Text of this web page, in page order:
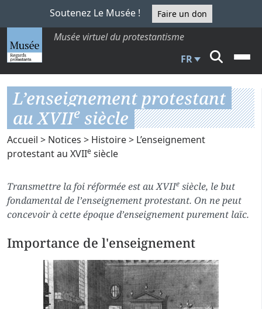
Soutenez Le Musée ! Faire un don
Musée virtuel du protestantisme
FR
L’enseignement protestant
au XVIIe siècle
Accueil > Notices > Histoire> L’enseignement
protestant au XVIIe siècle
Transmettre la foi réformée est au XVIIe siècle, le but
fondamental de l’enseignement protestant. On ne peut
concevoir à cette époque d’enseignement purement laïc.
Importance de l'enseignement